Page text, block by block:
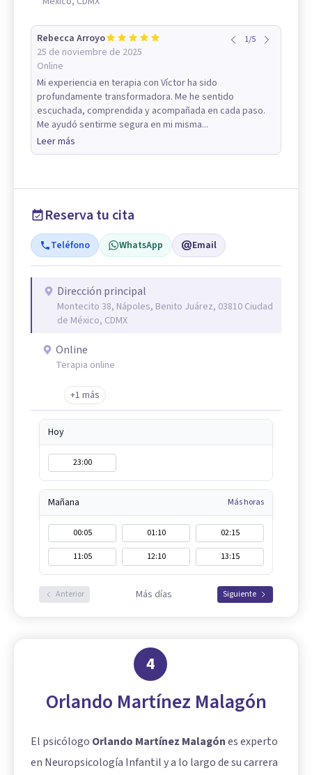
Rebecca Arroyo
25 de noviembre de 2025
Online
1/5
Mi experiencia en terapia con Víctor ha sido
profundamente transformadora. Me he sentido
escuchada, comprendida y acompañada en cada paso.
Me ayudó sentirme segura en mi misma...
Leer más
Reserva tu cita
Teléfono WhatsApp Email
Dirección principal
Montecito 38, Nápoles, Benito Juárez, 03810 Ciudad
de México, CDMX
Online
Terapia online
+1 más
Hoy
23:00
Mañana Más horas
00:05 01:10
02:15
11:05
12:10 13:15
Anterior Más días Siguiente
4
Orlando Martínez Malagón
El psicólogo Orlando Martínez Malagónes experto
en Neuropsicología Infantil y a lo largo de su carrera